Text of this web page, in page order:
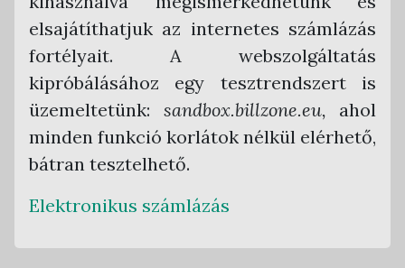
elsajátíthatjuk az internetes számlázás
fortélyait. A webszolgáltatás
kipróbálásához egy tesztrendszert is
üzemeltetünk: sandbox.billzone.eu, ahol
minden funkció korlátok nélkül elérhető,
bátran tesztelhető.
Elektronikus számlázás